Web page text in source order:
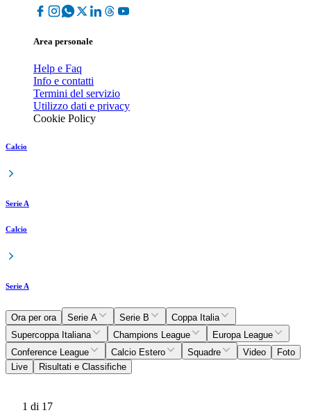
Area personale
Help e Faq
Info e contatti
Termini del servizio
Utilizzo dati e privacy
Cookie Policy
Calcio
Serie A
Calcio
Serie A
Ora per ora Serie A Serie B
Coppa Italia
Supercoppa Italiana
Champions League
Europa League
Conference League
Calcio Estero Squadre Video
Foto
Live
Risultati e Classifiche
1 di 17